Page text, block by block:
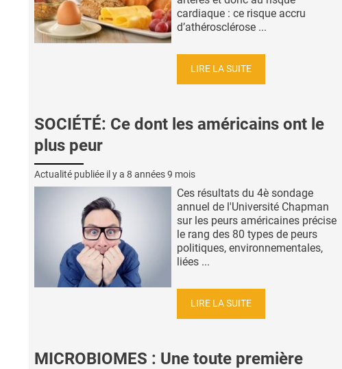
cardiaque : ce risque accru
d’athérosclérose ...
LIRE LA SUITE
SOCIÉTÉ: Ce dont les américains ont le
plus peur
Actualité publiée il y a 8 années 9 mois
Ces résultats du 4è sondage
annuel de l'Université Chapman
sur les peurs américaines précise
le rang des 80 types de peurs
politiques, environnementales,
liées ...
LIRE LA SUITE
MICROBIOMES : Une toute première